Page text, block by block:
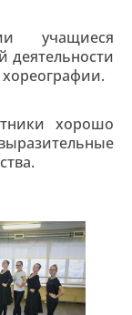
учащиеся
деятельности
хорошо